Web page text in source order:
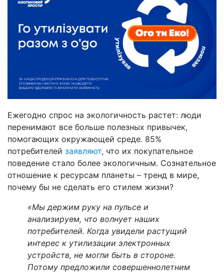
Ежегодно спрос на экологичность растет: люди
перенимают все больше полезных привычек,
помогающих окружающей среде. 85%
потребителей заявляют, что их покупательное
поведение стало более экологичным. Сознательное
отношение к ресурсам планеты – тренд в мире,
почему бы не сделать его стилем жизни?
«Мы держим руку на пульсе и
анализируем, что волнует наших
потребителей. Когда увидели растущий
интерес к утилизации электронных
устройств, не могли быть в стороне.
Потому предложили совершеннолетним